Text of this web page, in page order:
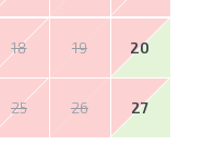
18 19 20
25 26 27